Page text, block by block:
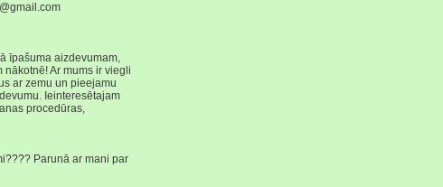
īpašuma aizdevumam,
Ar mums ir viegli
ar zemu un pieejamu
Ieinteresētajam
procedūras,
Parunā ar mani par